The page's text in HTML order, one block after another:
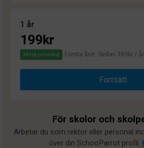
1 år
199kr
Mest prisvärd Första året. Sedan 399kr / år
Fortsätt
För skolor och
Arbetar du som rektor eller personal
över din SchooParrot profil.